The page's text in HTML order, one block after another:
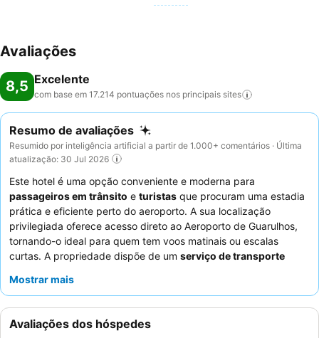
Avaliações
8,5 Excelente
com base em 17.214 pontuações nos principais sites
Resumo de avaliações
Resumido por inteligência artificial a partir de 1.000+ comentários · Última
atualização: 30 Jul 2026
Este hotel é uma opção conveniente e moderna para
passageiros em trânsito e turistas que procuram uma estadia
prática e eficiente perto do aeroporto. A sua localização
privilegiada oferece acesso direto ao Aeroporto de Guarulhos,
tornando-o ideal para quem tem voos matinais ou escalas
curtas. A propriedade dispõe de um serviço de transporte
conveniência dos hóspedes. Os hóspedes elogiam
buffet de pequeno-almoço
variedade e início cedo. Para os entusiastas da aviação, o
Mostrar mais
Avaliações dos hóspedes